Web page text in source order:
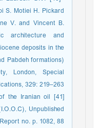
S. Motiei H. Pickard
V. and Vincent B.
architecture and
deposits in the
Pabdeh formations)
London, Special
329: 219–263.
of the Iranian oil
Unpublished
Report no. p. 1082, 88.